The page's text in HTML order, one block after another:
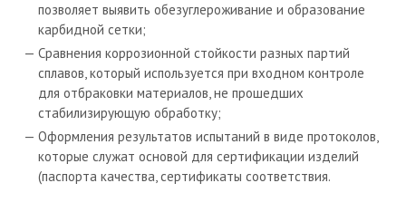
позволяет выявить обезуглероживание и образование
карбидной сетки;
Сравнения коррозионной стойкости разных партий
сплавов, который используется при входном контроле
для отбраковки материалов, не прошедших
стабилизирующую обработку;
Оформления результатов испытаний в виде протоколов,
которые служат основой для сертификации изделий
(паспорта качества, сертификаты соответствия.